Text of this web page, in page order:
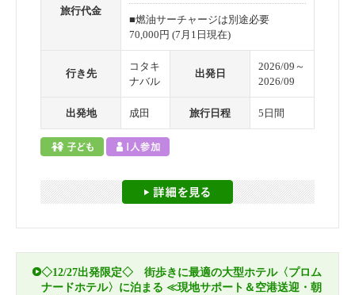
旅行代金
■燃油サーチャージは別途必要
70,000円 (7月1日現在)
行き先
コタキ
ナバル
出発日
2026/09～
2026/09
出発地 成田 旅行日程 5日間
◇12/27出発限定◇ 街歩きに最適の大型ホテル〈プロム
ナードホテル〉に泊まる ≪現地サポート＆空港送迎・朝